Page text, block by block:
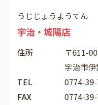
うじじょうようてん
宇治・城陽店
住所
〒611-
宇治市
TEL
0774-
FAX
0774-